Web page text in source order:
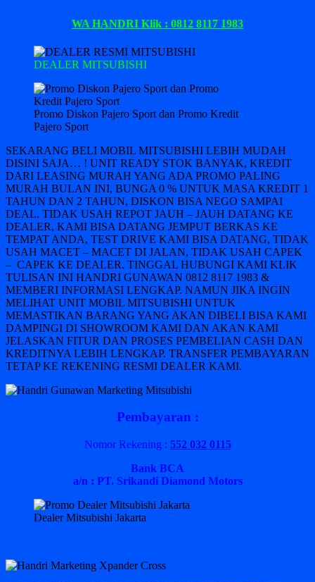
WA HANDRI Klik : 0812 8117 1983
DEALER MITSUBISHI
Promo Diskon Pajero Sport dan Promo Kredit
Pajero Sport
SEKARANG BELI MOBIL MITSUBISHI LEBIH MUDAH
DISINI SAJA… ! UNIT READY STOK BANYAK, KREDIT
DARI LEASING MURAH YANG ADA PROMO PALING
MURAH BULAN INI, BUNGA 0 % UNTUK MASA KREDIT 1
TAHUN DAN 2 TAHUN, DISKON BISA NEGO SAMPAI
DEAL. TIDAK USAH REPOT JAUH – JAUH DATANG KE
DEALER, KAMI BISA DATANG JEMPUT BERKAS KE
TEMPAT ANDA, TEST DRIVE KAMI BISA DATANG, TIDAK
USAH MACET – MACET DI JALAN, TIDAK USAH CAPEK
– CAPEK KE DEALER. TINGGAL HUBUNGI KAMI KLIK
TULISAN INI HANDRI GUNAWAN 0812 8117 1983 &
MEMBERI INFORMASI LENGKAP. NAMUN JIKA INGIN
MELIHAT UNIT MOBIL MITSUBISHI UNTUK
MEMASTIKAN BARANG YANG AKAN DIBELI BISA KAMI
DAMPINGI DI SHOWROOM KAMI DAN AKAN KAMI
JELASKAN FITUR DAN PROSES PEMBELIAN CASH DAN
KREDITNYA LEBIH LENGKAP. TRANSFER PEMBAYARAN
TETAP KE REKENING RESMI DEALER KAMI.
Pembayaran :
Nomor Rekening : 552 032 0115
Bank BCA
a/n : PT. Srikandi Diamond Motors
Dealer Mitsubishi Jakarta